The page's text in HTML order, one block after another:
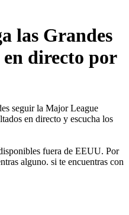
las Grandes
directo por
seguir la Major League
en directo y escucha los
fuera de EEUU. Por
alguno. si te encuentras con